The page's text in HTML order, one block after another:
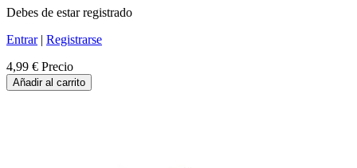
Debes de estar registrado
Entrar| Registrarse
4,99 € Precio
Añadir al carrito